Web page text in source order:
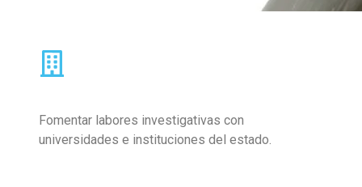
Fomentar labores investigativas con
universidades e instituciones del estado.